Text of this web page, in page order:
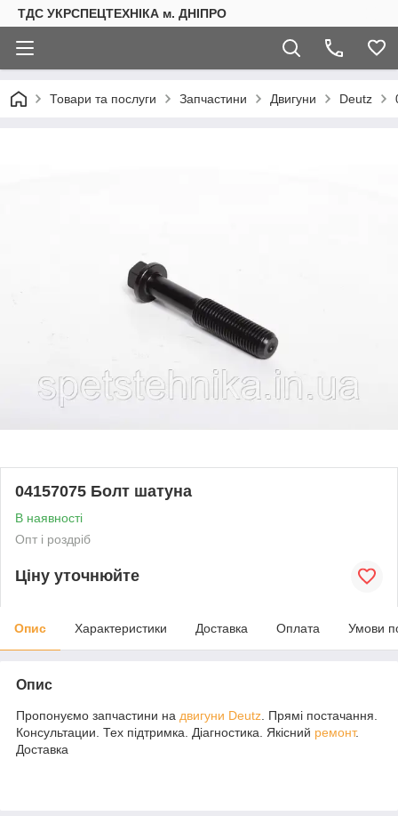
ТДС УКРСПЕЦТЕХНІКА м. ДНІПРО
Товари та послуги Запчастини Двигуни Deutz
04157075 Болт шатуна
В наявності
Опт і роздріб
Ціну уточнюйте
Опис Характеристики Доставка Оплата Умови
Опис
Пропонуємо запчастини на двигуни Deutz . Прямі постачання.
Консультации. Тех підтримка. Діагностика. Якісний ремонт.
Доставка